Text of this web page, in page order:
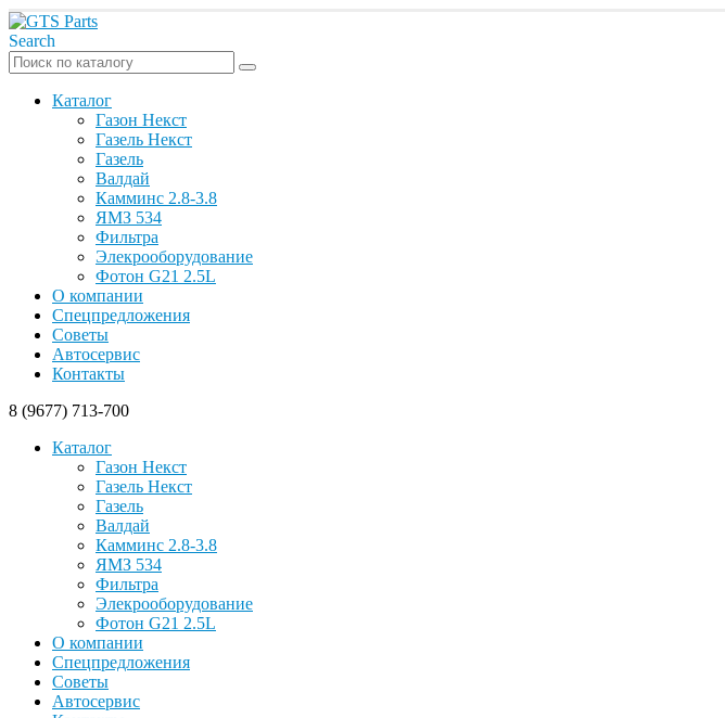
Search
Каталог
Газон Некст
Газель Некст
Газель
Валдай
Камминс 2.8-3.8
ЯМЗ 534
Фильтра
Элекрооборудование
Фотон G21 2.5L
О компании
Спецпредложения
Советы
Автосервис
Контакты
8 (9677) 713-700
Каталог
Газон Некст
Газель Некст
Газель
Валдай
Камминс 2.8-3.8
ЯМЗ 534
Фильтра
Элекрооборудование
Фотон G21 2.5L
О компании
Спецпредложения
Советы
Автосервис